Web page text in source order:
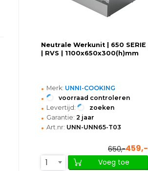
Neutrale Werkunit | 650 SERIE
| RVS | 1100x650x300(h)mm
• Merk: UNNI-COOKING
• voorraad controleren
• Levertijd: zoeken
• Garantie: 2 jaar
• Art.nr: UNN-UNN65-T03
650,-459,-
1
Voeg toe